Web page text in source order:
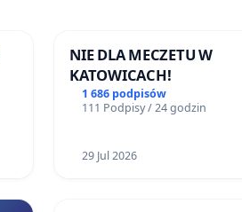
NIE DLA MECZETU W
KATOWICACH!
1 686 podpisów
111 Podpisy / 24 godzin
29 Jul 2026